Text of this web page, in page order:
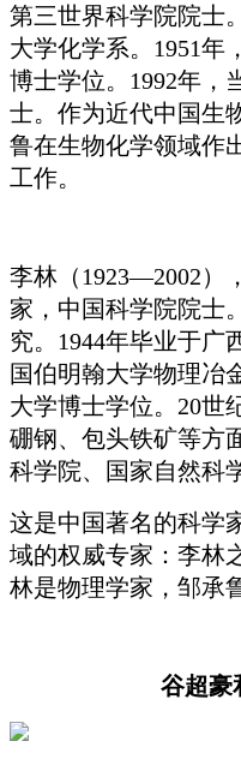
第三世界科学院院士
大学化学系。1951年
博士学位。1992年，
士。作为近代中国生
鲁在生物化学领域作
工作。
李林（1923—2002）
家，中国科学院院士
究。1944年毕业于广
国伯明翰大学物理冶
大学博士学位。20世
硼钢、包头铁矿等方
科学院、国家自然科
这是中国著名的科学
域的权威专家：李林
林是物理学家，邹承
谷超豪